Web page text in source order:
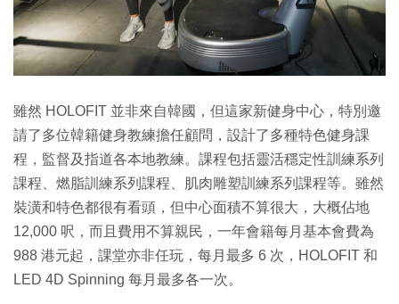
雖然 HOLOFIT 並非來自韓國，但這家新健身中心，特別邀
請了多位韓籍健身教練擔任顧問，設計了多種特色健身課
程，監督及指道各本地教練。課程包括靈活穩定性訓練系列
課程、燃脂訓練系列課程、肌肉雕塑訓練系列課程等。雖然
裝潢和特色都很有看頭，但中心面積不算很大，大概佔地
12,000 呎，而且費用不算親民，一年會籍每月基本會費為
988 港元起，課堂亦非任玩，每月最多 6 次，HOLOFIT 和
LED 4D Spinning 每月最多各一次。